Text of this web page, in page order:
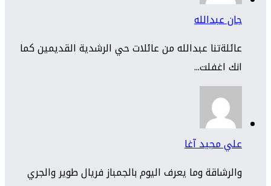
جان عبدالله
عائلةتنا عبدالله من عائلات حي الرشدية القديمين كما
انك اغفلت...
علي مجيد آغا
والرشاقة وما يعرف اليوم بالجمباز فريال طوير والجري